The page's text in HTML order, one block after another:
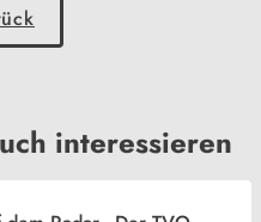
interessieren